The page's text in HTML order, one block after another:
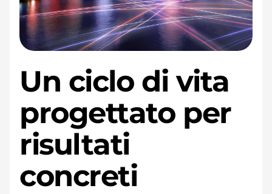
Un ciclo di vita
progettato per
risultati
concreti